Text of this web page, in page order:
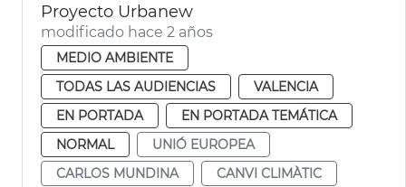
Proyecto Urbanew
modificado hace 2 años
MEDIO AMBIENTE
TODAS LAS AUDIENCIAS
VALENCIA
EN PORTADA
EN PORTADA TEMÁTICA
NORMAL
UNIÓ EUROPEA
CARLOS MUNDINA
CANVI CLIMÀTIC